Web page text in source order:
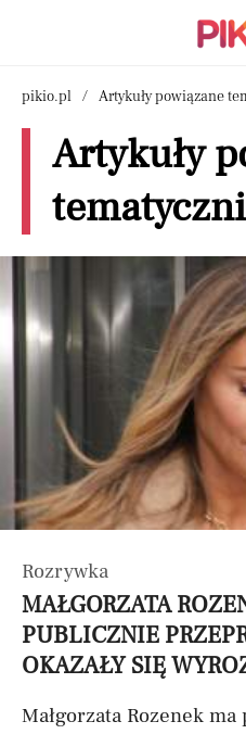
pikio.pl Artykuły powiązane
Artykuły
Rozrywka
MAŁGORZATA
PUBLICZNIE
OKAZAŁY SIĘ
Małgorzata Rozenek